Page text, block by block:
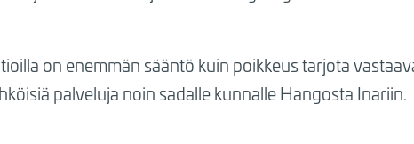
on enemmän sääntö kuin poikkeus tarjota
palveluja noin sadalle kunnalle Hangosta Inariin.